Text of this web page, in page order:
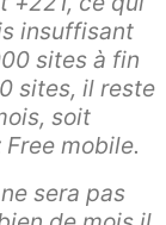
insuffisant
sites à fin
sites, il reste
soit
mobile.
sera pas